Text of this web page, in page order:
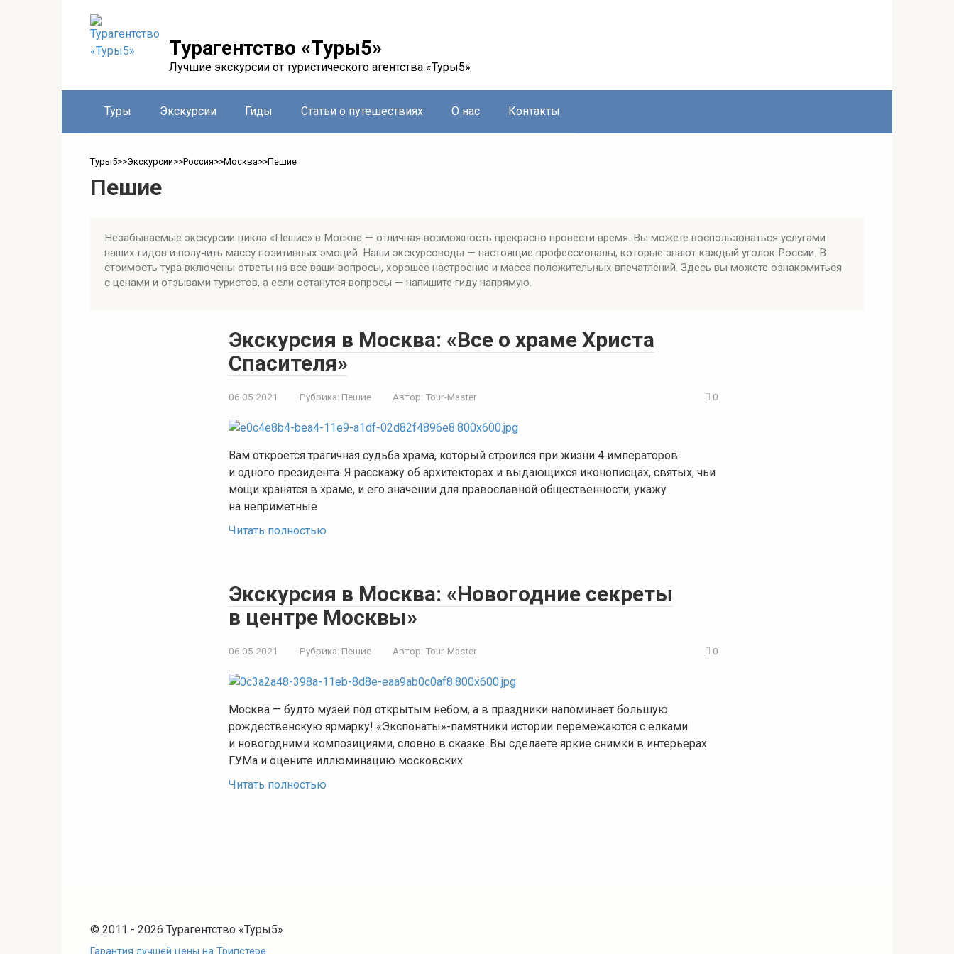
Турагентство «Туры5»
Лучшие экскурсии от туристического агентства «Туры5»
Туры Экскурсии Гиды Статьи о путешествиях О нас Контакты
Туры5>>Экскурсии>>Россия>>Москва>>Пешие
Пешие
Незабываемые экскурсии цикла «Пешие» в Москве — отличная возможность прекрасно провести время. Вы можете воспользоваться услугами
наших гидов и получить массу позитивных эмоций. Наши экскурсоводы — настоящие профессионалы, которые знают каждый уголок России. В
стоимость тура включены ответы на все ваши вопросы, хорошее настроение и масса положительных впечатлений. Здесь вы можете ознакомиться
с ценами и отзывами туристов, а если останутся вопросы — напишите гиду напрямую.
Экскурсия в Москва: «Все о храме Христа
Спасителя»
06.05.2021 Рубрика: Пешие Автор: Tour-Master 0
Вам откроется трагичная судьба храма, который строился при жизни 4 императоров
и одного президента. Я расскажу об архитекторах и выдающихся иконописцах, святых, чьи
мощи хранятся в храме, и его значении для православной общественности, укажу
на неприметные
Читать полностью
Экскурсия в Москва: «Новогодние секреты
в центре Москвы»
06.05.2021 Рубрика: Пешие Автор: Tour-Master 0
Москва — будто музей под открытым небом, а в праздники напоминает большую
рождественскую ярмарку! «Экспонаты»-памятники истории перемежаются с елками
и новогодними композициями, словно в сказке. Вы сделаете яркие снимки в интерьерах
ГУМа и оцените иллюминацию московских
Читать полностью
© 2011 - 2026 Турагентство «Туры5»
Гарантия лучшей цены на Трипстере